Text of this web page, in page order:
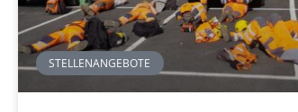
STELLENANGEBOTE